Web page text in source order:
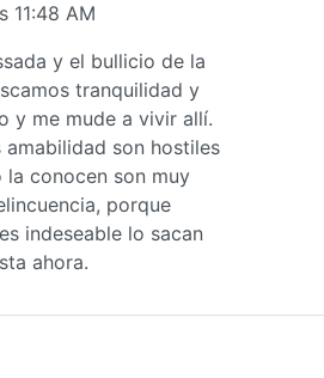
11:48 AM
y el bullicio de la
tranquilidad y
y me mude a vivir allí.
son hostiles
conocen son muy
porque
indeseable lo sacan
ahora.